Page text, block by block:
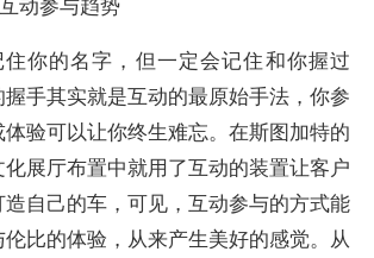
住你的名字，但一定会记住和你握过
手其实就是互动的最原始手法，你参
验可以让你终生难忘。在斯图加特的
展厅布置中就用了互动的装置让客户
自己的车，可见，互动参与的方式能
比的体验，从来产生美好的感觉。从